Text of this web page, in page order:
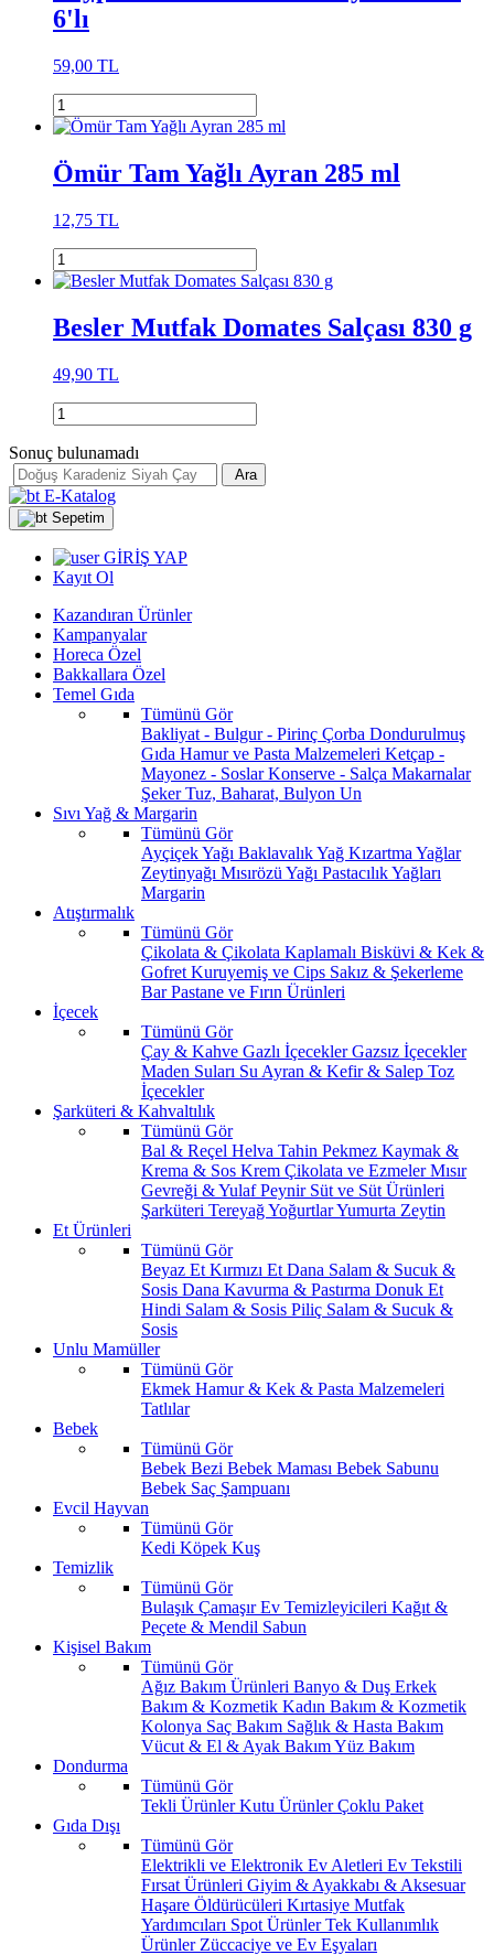
6'lı
59,00 TL
Ömür Tam Yağlı Ayran 285 ml
12,75 TL
Besler Mutfak Domates Salçası 830 g
49,90 TL
Sonuç bulunamadı
Ara
E-Katalog
Sepetim
GİRİŞ YAP
Kayıt Ol
Kazandıran Ürünler
Kampanyalar
Horeca Özel
Bakkallara Özel
Temel Gıda
Tümünü Gör
Bakliyat - Bulgur - Pirinç Çorba Dondurulmuş
Gıda Hamur ve Pasta Malzemeleri Ketçap -
Mayonez - SoslarKonserve - Salça Makarnalar
ŞekerTuz, Baharat, Bulyon Un
Sıvı Yağ & Margarin
Tümünü Gör
Ayçiçek Yağı Baklavalık Yağ Kızartma Yağlar
Zeytinyağı Mısırözü Yağı Pastacılık Yağları
Margarin
Atıştırmalık
Tümünü Gör
Çikolata & Çikolata Kaplamalı Bisküvi & Kek &
Gofret Kuruyemiş ve Cips Sakız & Şekerleme
BarPastane ve Fırın Ürünleri
İçecek
Tümünü Gör
Çay & Kahve Gazlı İçeceklerGazsız İçecekler
Maden Suları Su Ayran & Kefir & Salep Toz
İçecekler
Şarküteri & Kahvaltılık
Tümünü Gör
Bal & Reçel Helva Tahin Pekmez Kaymak &
Krema & Sos Krem Çikolata ve EzmelerMısır
Gevreği & YulafPeynir Süt ve Süt Ürünleri
Şarküteri TereyağYoğurtlarYumurta Zeytin
Et Ürünleri
Tümünü Gör
Beyaz Et Kırmızı Et Dana Salam & Sucuk &
Sosis Dana Kavurma & Pastırma Donuk Et
Hindi Salam & Sosis Piliç Salam & Sucuk &
Sosis
Unlu Mamüller
Tümünü Gör
Ekmek Hamur & Kek & Pasta Malzemeleri
Tatlılar
Bebek
Tümünü Gör
Bebek Bezi Bebek Maması Bebek Sabunu
Bebek Saç Şampuanı
Evcil Hayvan
Tümünü Gör
Kedi Köpek Kuş
Temizlik
Tümünü Gör
Bulaşık ÇamaşırEv Temizleyicileri Kağıt &
Peçete & Mendil Sabun
Kişisel Bakım
Tümünü Gör
Ağız Bakım Ürünleri Banyo & Duş Erkek
Bakım & Kozmetik Kadın Bakım & Kozmetik
Kolonya Saç Bakım Sağlık & Hasta Bakım
Vücut & El & Ayak BakımYüz Bakım
Dondurma
Tümünü Gör
Tekli ÜrünlerKutu ÜrünlerÇoklu Paket
Gıda Dışı
Tümünü Gör
Elektrikli ve Elektronik Ev Aletleri Ev Tekstili
Fırsat Ürünleri Giyim & Ayakkabı & Aksesuar
Haşare Öldürücüleri Kırtasiye Mutfak
Yardımcıları Spot ÜrünlerTek Kullanımlık
Ürünler Züccaciye ve Ev Eşyaları